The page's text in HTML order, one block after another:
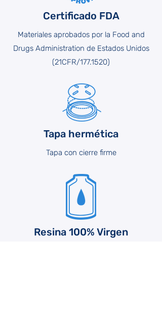
Certificado FDA
Materiales aprobados por la Food and
Drugs Administration de Estados Unidos
(21CFR/177.1520)
Tapa hermética
Tapa con cierre firme
Resina 100% Virgen